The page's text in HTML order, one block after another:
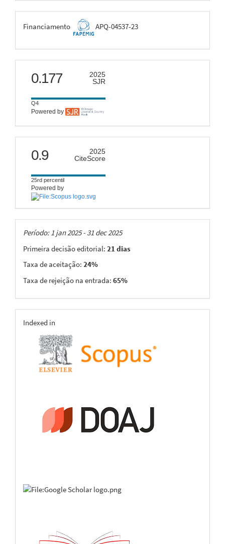
FAPEMIG
Financiamento APQ-04537-23
scimago
0.177
2025
SJR
Q4
Powered by
citescore
0.9
2025
CiteScore
25rd percentil
Powered by
Taxas
Período: 1 jan 2025 - 31 dec 2025
Primeira decisão editorial: 21 dias
Taxa de aceitação: 24%
Taxa de rejeição na entrada: 65%
indexing
Indexed in